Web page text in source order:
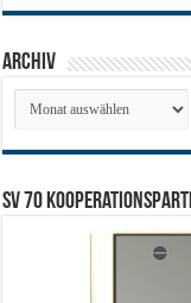
Archiv
Archiv
SV 70